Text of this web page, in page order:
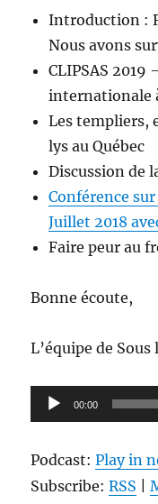
Introduction :
Nous avons
CLIPSAS
internationale
Les templiers,
lys au Québec
Discussion de
Conférence
Juillet 2018
Faire peur au
Bonne écoute,
L’équipe de Sous
Lecteur
audio
00:00
Podcast:Play in
Subscribe:RSS |